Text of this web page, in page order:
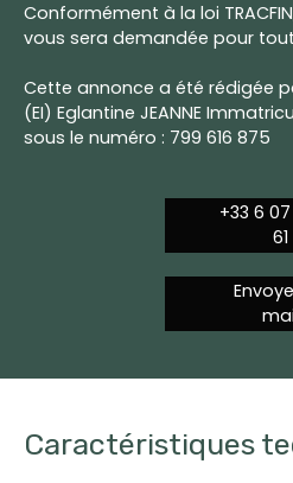
Conformément à la loi
vous sera demandée pour
Cette annonce a été rédigée
(EI) Eglantine JEANNE
sous le numéro : 799 616 875
+33 6
61
Caractéristiques